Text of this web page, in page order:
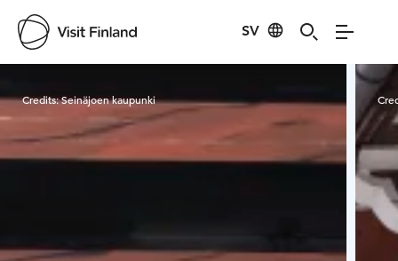
SV
Credits:Seinäjoen kaupunki